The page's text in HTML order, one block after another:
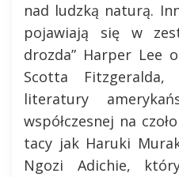
nad ludzką naturą.
pojawiają się w
drozda” Harper Lee
Scotta
literatury
współczesnej na
tacy jak Haruki
Ngozi Adichie,